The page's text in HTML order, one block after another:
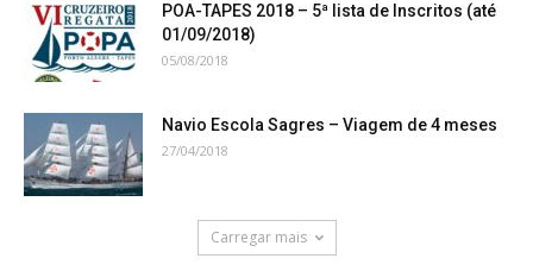
POA-TAPES 2018 – 5ª lista de Inscritos (até
01/09/2018)
05/08/2018
Navio Escola Sagres – Viagem de 4 meses
27/04/2018
Carregar mais